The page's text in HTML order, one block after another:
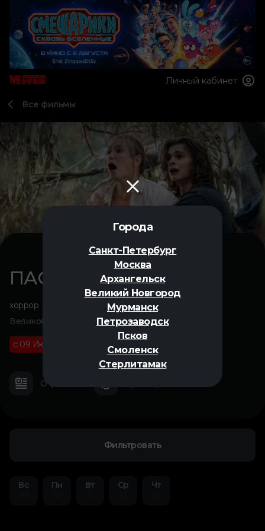
Города
Санкт-Петербург
Москва
Архангельск
Великий Новгород
Мурманск
Петрозаводск
Псков
Смоленск
Стерлитамак
Личный кабинет
Все фильмы
ПАСТЬ
хоррор
Великобритания, 2026
с 09 Июля 01 ч 32 м
О фильме
Фильтровать
Вс
Пн
Вт
Ср
Чт